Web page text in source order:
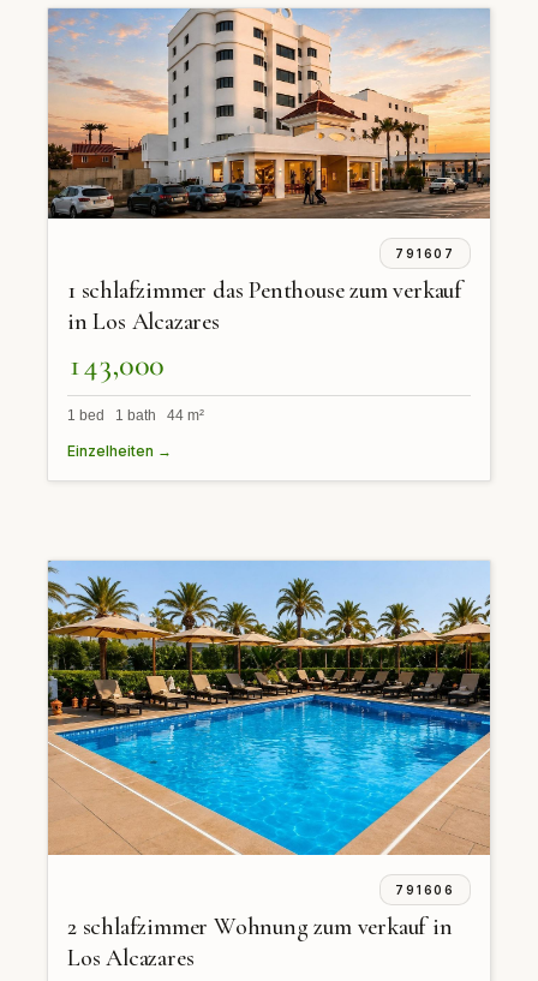
791607
1 schlafzimmer das Penthouse zum verkauf
in Los Alcazares
143,000
1 bed 1 bath 44 m²
Einzelheiten →
791606
2 schlafzimmer Wohnung zum verkauf in
Los Alcazares